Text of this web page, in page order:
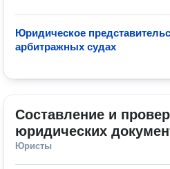
Юридическое
арбитражных судах
Составление и
юридических
Юристы